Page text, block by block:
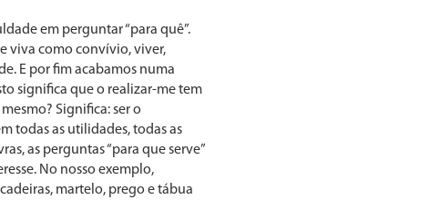
em pergun­tar “para quê”.
viva como convívio, viver,
E por fim acabamos numa
significa que o realizar-me tem
Significa: ser o
todas as utilidades, todas as
as perguntas “para que serve”
No nosso exemplo,
martelo, prego e tábua